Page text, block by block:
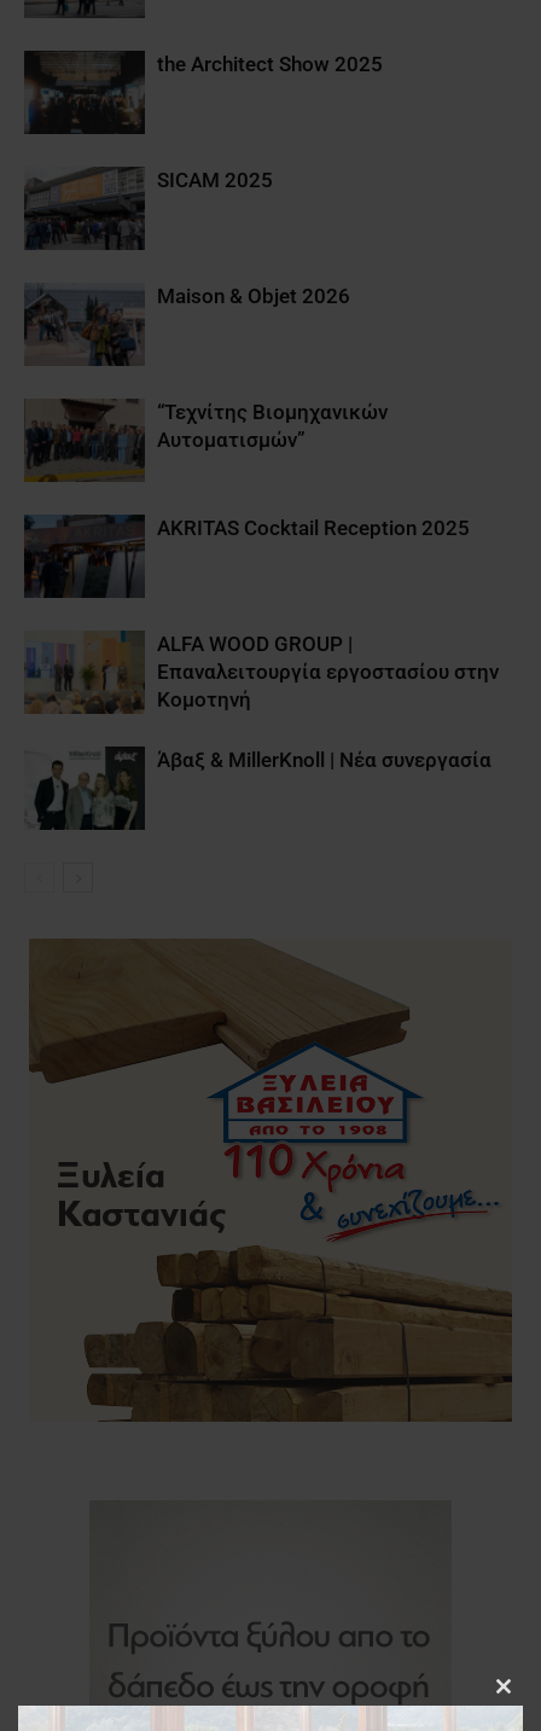
the Architect Show 2025
SICAM 2025
Maison & Objet 2026
“Τεχνίτης Βιομηχανικών
Αυτοματισμών”
AKRITAS Cocktail Reception 2025
ALFA WOOD GROUP |
Επαναλειτουργία εργοστασίου στην
Κομοτηνή
Άβαξ & MillerKnoll | Νέα συνεργασία